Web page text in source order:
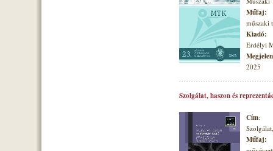
Műfaj:
műszaki
Kiadó:
Erdélyi
2025
Szolgálat, haszon és
Cím:
Műfaj: